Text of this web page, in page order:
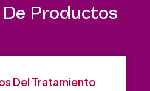
Productos
Del Tratamiento